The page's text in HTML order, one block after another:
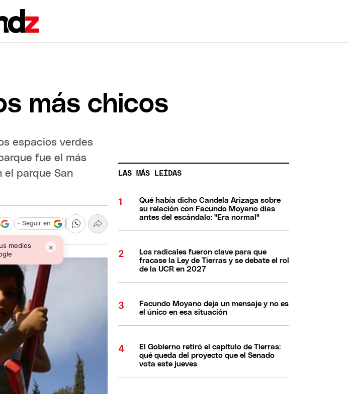
más chicos
espacios verdes
fue el más
el parque San
medios
×
+ Seguir en
LAS MÁS LEÍDAS
Qué había dicho Candela Arizaga sobre
su relación con Facundo Moyano días
antes del escándalo: "Era normal"
Los radicales fueron clave para que
fracase la Ley de Tierras y se debate el rol
de la UCR en 2027
Facundo Moyano deja un mensaje y no es
el único en esa situación
El Gobierno retiró el capítulo de Tierras:
qué queda del proyecto que el Senado
vota este jueves